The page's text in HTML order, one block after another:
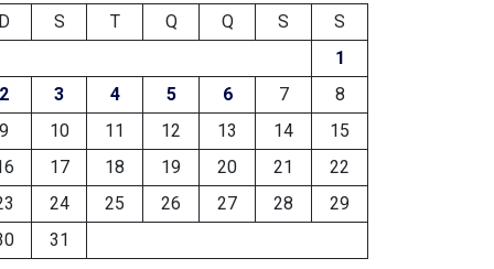
S T Q Q S
S
1
2
3 4 5 6 7
8
9
10 11 12 13 14
15
17 18 19 20 21
22
24 25 26 27 28
29
31